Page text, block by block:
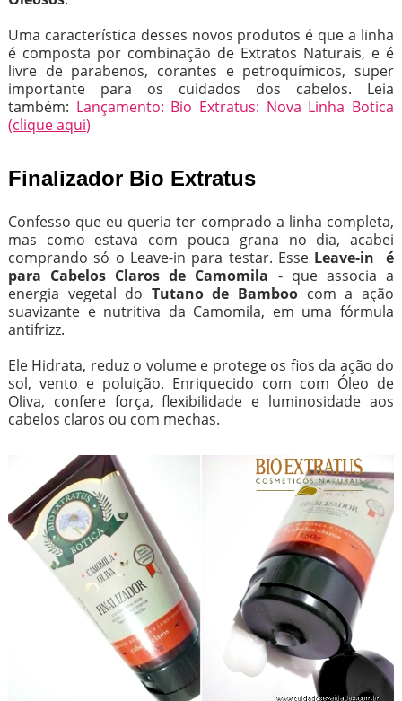
Uma característica desses novos produtos é que a linha
é composta por combinação de Extratos Naturais, e é
livre de parabenos, corantes e petroquímicos, super
importante para os cuidados dos cabelos. Leia
também: Lançamento: Bio Extratus: Nova Linha Botica
(clique aqui)
Finalizador Bio Extratus
Confesso que eu queria ter comprado a linha completa,
mas como estava com pouca grana no dia, acabei
comprando só o Leave-in para testar. Esse Leave-in é
para Cabelos Claros de Camomila - que associa a
energia vegetal do Tutano de Bamboo com a ação
suavizante e nutritiva da Camomila, em uma fórmula
antifrizz.
Ele Hidrata, reduz o volume e protege os fios da ação do
sol, vento e poluição. Enriquecido com com Óleo de
Oliva, confere força, flexibilidade e luminosidade aos
cabelos claros ou com mechas.